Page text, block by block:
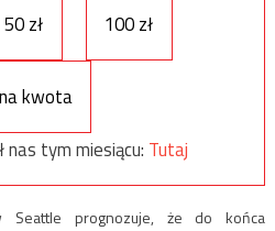
50 zł 100 zł
kwota
tym miesiącu: Tutaj
Seattle prognozuje, że do końca